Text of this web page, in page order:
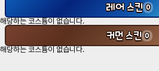
레어 스킨 0
해당하는 코스튬이 없습니다.
커먼 스킨 0
해당하는 코스튬이 없습니다.